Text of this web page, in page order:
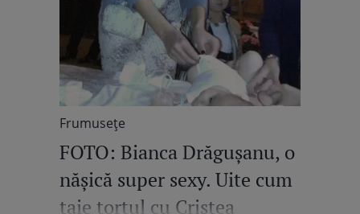
Frumuseţe
FOTO: Bianca Drăguşanu, o
năşică super sexy. Uite cum
taie tortul cu Cristea